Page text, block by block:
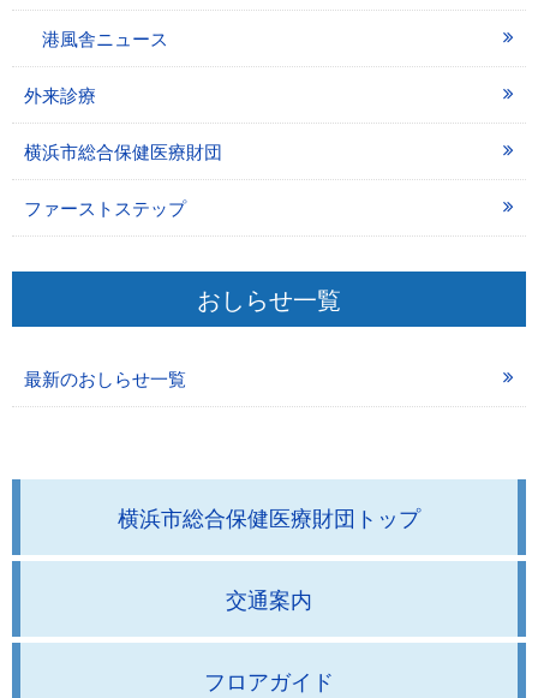
港風舎ニュース
外来診療
横浜市総合保健医療財団
ファーストステップ
おしらせ一覧
最新のおしらせ一覧
横浜市総合保健医療財団トップ
交通案内
フロアガイド